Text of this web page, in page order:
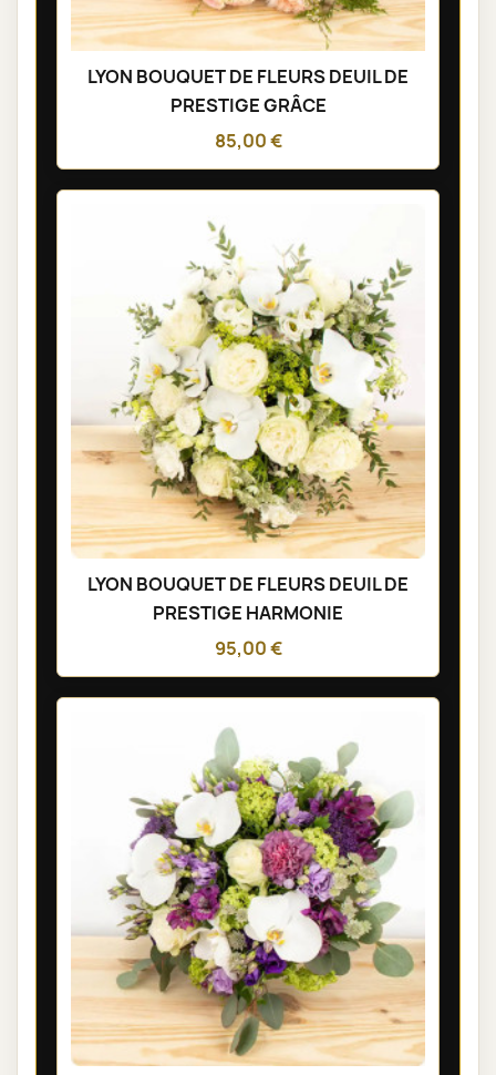
LYON BOUQUET DE FLEURS DEUIL DE
PRESTIGE GRÂCE
85,00 €
LYON BOUQUET DE FLEURS DEUIL DE
PRESTIGE HARMONIE
95,00 €